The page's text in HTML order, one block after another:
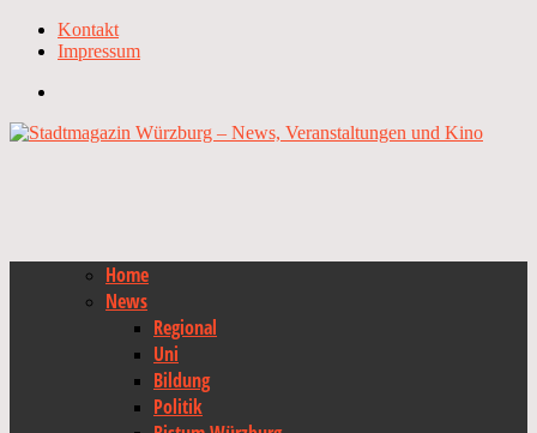
Kontakt
Impressum
Home
News
Regional
Uni
Bildung
Politik